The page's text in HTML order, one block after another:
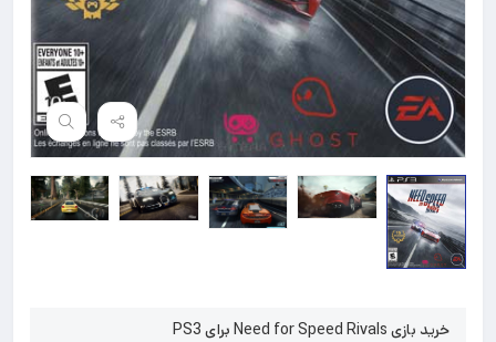
خرید بازی Need for Speed Rivals برای PS3